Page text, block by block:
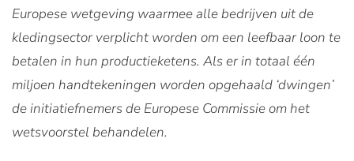
Europese wetgeving waarmee alle bedrijven uit de
kledingsector verplicht worden om een leefbaar loon te
betalen in hun productieketens. Als er in totaal één
miljoen handtekeningen worden opgehaald ‘dwingen’
de initiatiefnemers de Europese Commissie om het
wetsvoorstel behandelen.